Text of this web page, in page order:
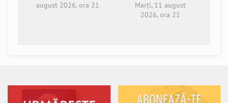
august 2026, ora 21
Marți, 11 august
2026, ora 21